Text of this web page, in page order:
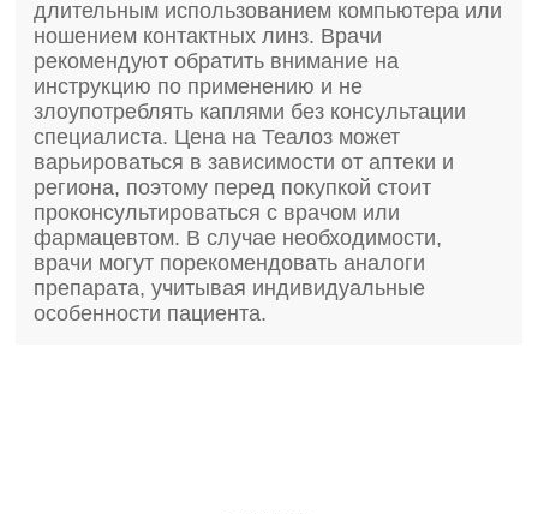
длительным использованием компьютера или
ношением контактных линз. Врачи
рекомендуют обратить внимание на
инструкцию по применению и не
злоупотреблять каплями без консультации
специалиста. Цена на Теалоз может
варьироваться в зависимости от аптеки и
региона, поэтому перед покупкой стоит
проконсультироваться с врачом или
фармацевтом. В случае необходимости,
врачи могут порекомендовать аналоги
препарата, учитывая индивидуальные
особенности пациента.